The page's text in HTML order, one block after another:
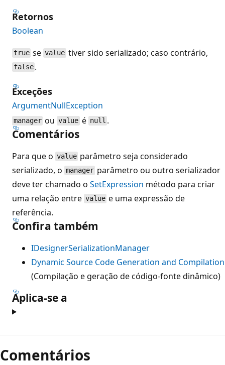
Retornos
Boolean
true sevaluetiver sido serializado; caso contrário,
false .
Exceções
ArgumentNullException
manager ouvalueé null .
Comentários
Para que o value parâmetro seja considerado
serializado, o manager parâmetro ou outro serializador
deve ter chamado o SetExpression método para criar
uma relação entre value e uma expressão de
referência.
Confira também
IDesignerSerializationManager
Dynamic Source Code Generation and Compilation
(Compilação e geração de código-fonte dinâmico)
Aplica-se a
Comentários